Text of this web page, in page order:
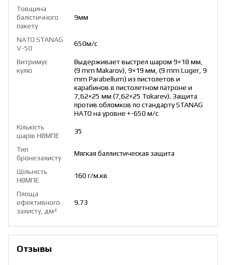
Товщина
балістичного
пакету
9мм
NATO STANAG
V-50
650м/с
Витримує
кулю
Выдерживает выстрел шаром 9×18 мм,
(9 mm Makarov), 9×19 мм, (9 mm Luger, 9
mm Parabellum) из пистолетов и
карабинов в пистолетном патроне и
7,62×25 мм (7,62×25 Tokarev). Защита
против обломков по стандарту STANAG
НАТО на уровне +-650 м/с
Кількість
шарів НВМПЕ
35
Тип
бронезахисту
Мягкая баллистическая защита
Щільність
НВМПЕ
160 г/м.кв
Площа
ефективного
захисту, дм²
9.73
Отзывы